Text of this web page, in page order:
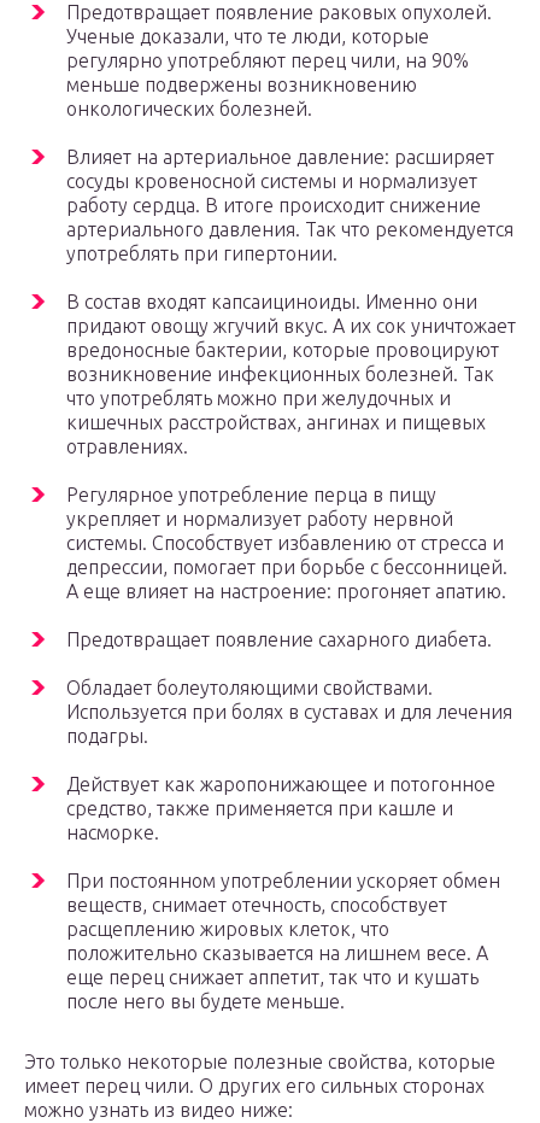
Предотвращает появление раковых опухолей.
Ученые доказали, что те люди, которые
регулярно употребляют перец чили, на 90%
меньше подвержены возникновению
онкологических болезней.
Влияет на артериальное давление: расширяет
сосуды кровеносной системы и нормализует
работу сердца. В итоге происходит снижение
артериального давления. Так что рекомендуется
употреблять при гипертонии.
В состав входят капсаициноиды. Именно они
придают овощу жгучий вкус. А их сок уничтожает
вредоносные бактерии, которые провоцируют
возникновение инфекционных болезней. Так
что употреблять можно при желудочных и
кишечных расстройствах, ангинах и пищевых
отравлениях.
Регулярное употребление перца в пищу
укрепляет и нормализует работу нервной
системы. Способствует избавлению от стресса и
депрессии, помогает при борьбе с бессонницей.
А еще влияет на настроение: прогоняет апатию.
Предотвращает появление сахарного диабета.
Обладает болеутоляющими свойствами.
Используется при болях в суставах и для лечения
подагры.
Действует как жаропонижающее и потогонное
средство, также применяется при кашле и
насморке.
При постоянном употреблении ускоряет обмен
веществ, снимает отечность, способствует
расщеплению жировых клеток, что
положительно сказывается на лишнем весе. А
еще перец снижает аппетит, так что и кушать
после него вы будете меньше.
Это только некоторые полезные свойства, которые
имеет перец чили. О других его сильных сторонах
можно узнать из видео ниже: